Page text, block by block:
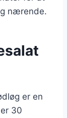
nærende.
er en
30